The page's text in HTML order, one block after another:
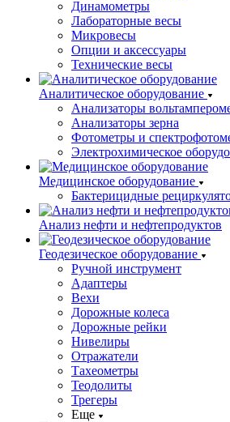
Динамометры
Лабораторные весы
Микровесы
Опции и аксессуары
Технические весы
Аналитическое оборудование
Анализаторы
Анализаторы зерна
Фотометры и
Электрохимическое
Медицинское оборудование
Бактерицидные
Анализ нефти и нефтепродуктов
Геодезическое оборудование
Ручной инструмент
Адаптеры
Вехи
Дорожные колеса
Дорожные рейки
Нивелиры
Отражатели
Тахеометры
Теодолиты
Трегеры
Еще